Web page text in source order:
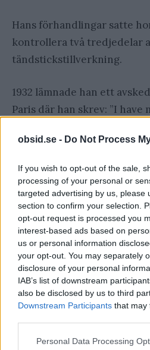
obsid.se - Do Not Process
If you wish to opt-out of the sale,
processing of your personal or
targeted advertising by us, please
section to confirm your selection.
opt-out request is processed you
interest-based ads based on
us or personal information
your opt-out. You may separately
disclosure of your personal
IAB’s list of downstream
also be disclosed by us to third
Downstream Participants that may
Please note that this website/app
Personal Data Processing
Hans förhandlingar satte
kontrollera två tredjedelar
tändstickstillverkning.
1932 lämnade han ett
Paris där han skrev: ”I have
20 miljarder kronor. Han
banker och fordringsägare.
runt finanserna mellan sina
länder.
Krisen blev total när 1929
och finanskrisen var ett
förespråkare som påstår
imperium var startskottet